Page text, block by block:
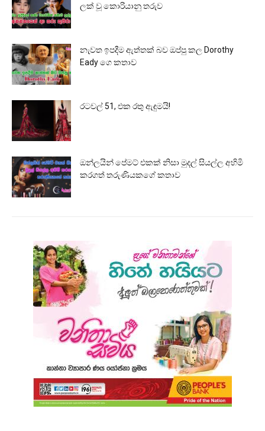
ලක් වූ කොරියානු තරුව
නැවත ඉපදීම ඇත්තක් බව ඔප්පු කල Dorothy
Eady ගෙ කතාව
රටවල් 51, එක රතු ඇඳුමයි!
ඔන්ලයින් පේමට් එකක් නිසා මුදල් සියල්ල අහිමි
කරගත් තරුණියකගේ කතාව